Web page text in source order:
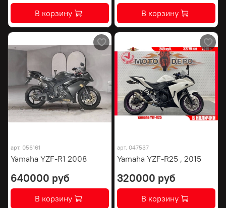
В корзину В корзину
арт. 056161
Yamaha YZF-R1 2008
640000 руб
В корзину
арт. 047537
Yamaha YZF-R25 , 2015
320000 руб
В корзину